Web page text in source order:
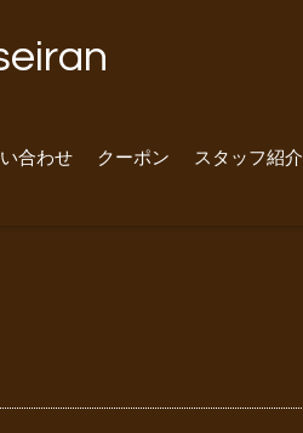
合わせ クーポン
スタッフ紹介